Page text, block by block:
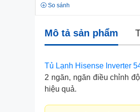
So sánh
Mô tả sản phẩm
Tủ Lạnh Hisense Inverter
2 ngăn, ngăn điều chỉnh
hiệu quả.